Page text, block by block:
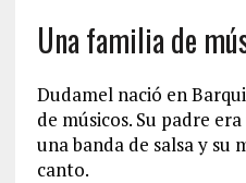
Una familia de
Dudamel nació en
de músicos. Su padre
una banda de salsa y su
canto.